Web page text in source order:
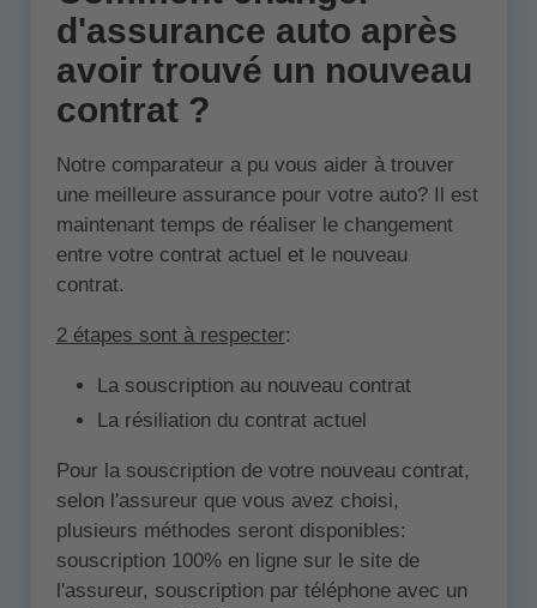
d'assurance auto après
avoir trouvé un nouveau
contrat ?
Notre comparateur a pu vous aider à trouver
une meilleure assurance pour votre auto? Il est
maintenant temps de réaliser le changement
entre votre contrat actuel et le nouveau
contrat.
2 étapes sont à respecter:
La souscription au nouveau contrat
La résiliation du contrat actuel
Pour la souscription de votre nouveau contrat,
selon l'assureur que vous avez choisi,
plusieurs méthodes seront disponibles:
souscription 100% en ligne sur le site de
l'assureur, souscription par téléphone avec un